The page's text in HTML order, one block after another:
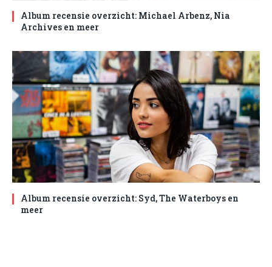
Album recensie overzicht: Michael Arbenz, Nia
Archives en meer
Album recensie overzicht: Syd, The Waterboys en
meer